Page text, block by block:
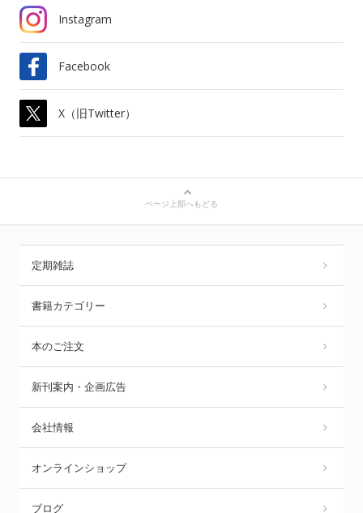
Instagram
Facebook
X（旧Twitter）
ページ上部へもどる
定期雑誌
書籍カテゴリー
本のご注文
新刊案内・企画広告
会社情報
オンラインショップ
ブログ